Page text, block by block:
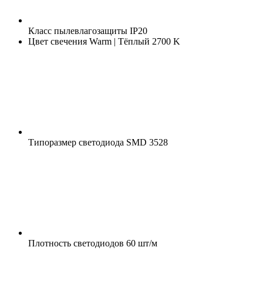
Класс пылевлагозащиты IP20
Цвет свечения Warm | Тёплый 2700 K
Типоразмер светодиода SMD 3528
Плотность светодиодов 60 шт/м